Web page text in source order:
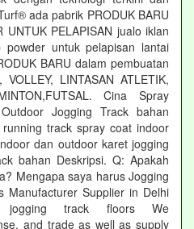
ada pabrik PRODUK BARU
UNTUK PELAPISAN jualo iklan
untuk pelapisan lantai
BARU dalam pembuatan
LINTASAN ATLETIK,
Cina Spray
Jogging Track bahan
track spray coat indoor
dan outdoor karet jogging
bahan Deskripsi. Q: Apakah
Mengapa saya harus Jogging
Manufacturer Supplier in Delhi
jogging track floors We
and trade as well as supply